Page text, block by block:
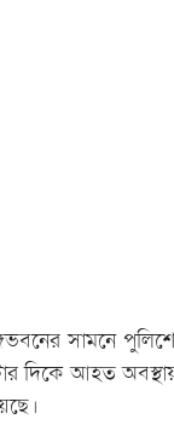
সামনে
দিকে আহত